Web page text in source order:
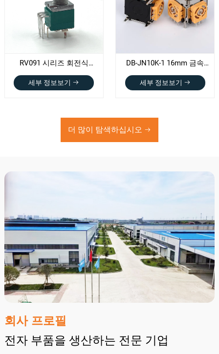
RV091 시리즈 회전식
전위차계
세부 정보보기
DB-JN10K-1 16mm 금속
샤프트 조이스틱 전위차계
세부 정보보기
더 많이 탐색하십시오
회사 프로필
전자 부품을 생산하는 전문 기업